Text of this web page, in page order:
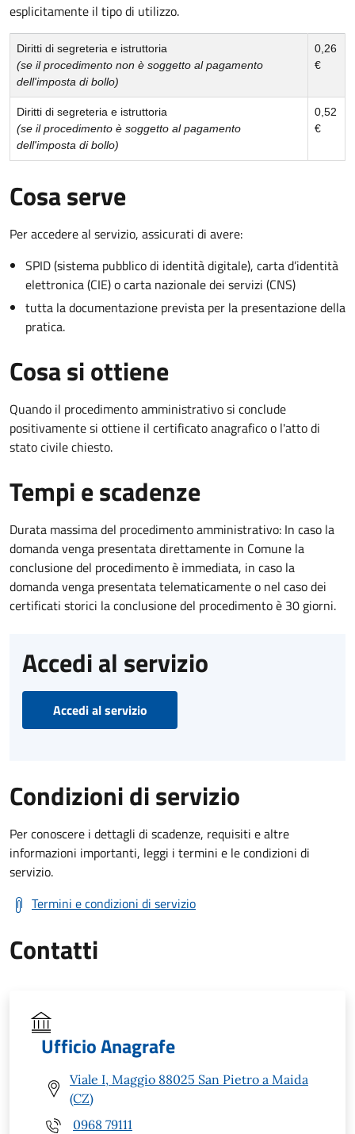
esplicitamente il tipo di utilizzo.
Diritti di segreteria e istruttoria
(se il procedimento non è soggetto al pagamento
dell'imposta di bollo)
0,26
€
Diritti di segreteria e istruttoria
(se il procedimento è soggetto al pagamento
dell'imposta di bollo)
0,52
€
Cosa serve
Per accedere al servizio, assicurati di avere:
SPID (sistema pubblico di identità digitale), carta d’identità
elettronica (CIE) o carta nazionale dei servizi (CNS)
tutta la documentazione prevista per la presentazione della
pratica.
Cosa si ottiene
Quando il procedimento amministrativo si conclude
positivamente si ottiene il certificato anagrafico o l'atto di
stato civile chiesto.
Tempi e scadenze
Durata massima del procedimento amministrativo: In caso la
domanda venga presentata direttamente in Comune la
conclusione del procedimento è immediata, in caso la
domanda venga presentata telematicamente o nel caso dei
certificati storici la conclusione del procedimento è 30 giorni.
Accedi al servizio
Accedi al servizio
Condizioni di servizio
Per conoscere i dettagli di scadenze, requisiti e altre
informazioni importanti, leggi i termini e le condizioni di
servizio.
Termini e condizioni di servizio
Contatti
Ufficio Anagrafe
Viale I, Maggio 88025 San Pietro a Maida
(CZ)
0968 79111